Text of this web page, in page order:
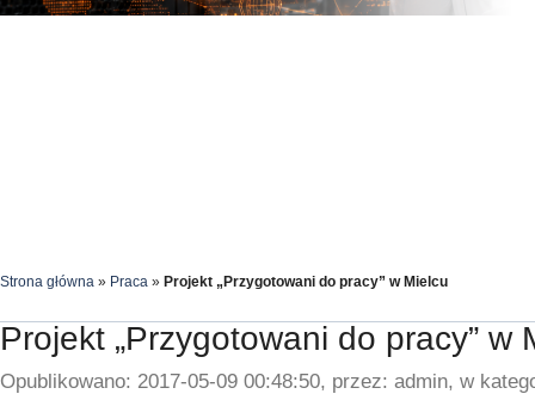
Strona główna » Praca » Projekt „Przygotowani do pracy” w Mielcu
Projekt „Przygotowani do pracy” w
Opublikowano: 2017-05-09 00:48:50, przez: admin, w